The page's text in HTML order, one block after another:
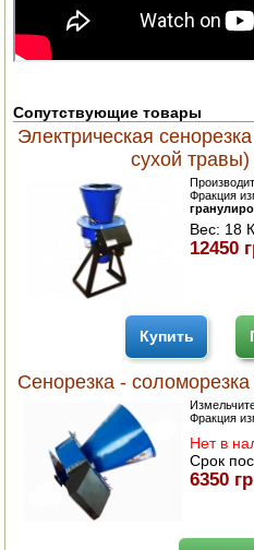
Сопутствующие товары
Электрическая
сухой травы)
Фракция
Вес: 18
12450
Купить
Cенорезка -
Фракция
Нет в
Срок
6350